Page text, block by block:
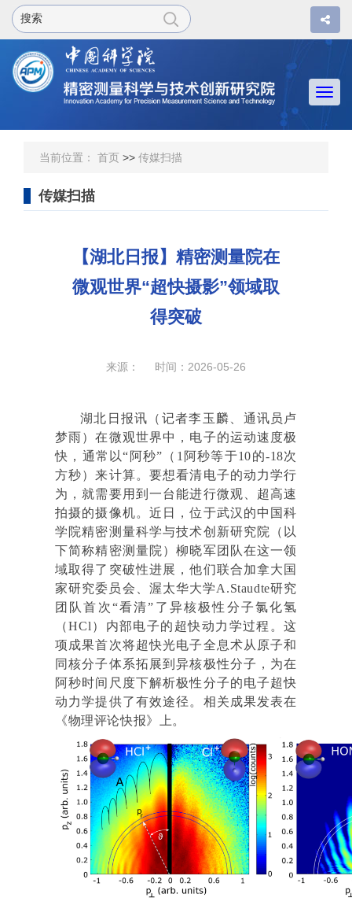
当前位置： 首页 >> 传媒扫描
传媒扫描
【湖北日报】精密测量院在
微观世界“超快摄影”领域取
得突破
来源： 时间：2026-05-26
湖北日报讯（记者李玉麟、通讯员卢
梦雨）在微观世界中，电子的运动速度极
快，通常以“阿秒”（1阿秒等于10的-18次
方秒）来计算。要想看清电子的动力学行
为，就需要用到一台能进行微观、超高速
拍摄的摄像机。近日，位于武汉的中国科
学院精密测量科学与技术创新研究院（以
下简称精密测量院）柳晓军团队在这一领
域取得了突破性进展，他们联合加拿大国
家研究委员会、渥太华大学A.Staudte研究
团队首次“看清”了异核极性分子氯化氢
（HCl）内部电子的超快动力学过程。这
项成果首次将超快光电子全息术从原子和
同核分子体系拓展到异核极性分子，为在
阿秒时间尺度下解析极性分子的电子超快
动力学提供了有效途径。相关成果发表在
《物理评论快报》上。